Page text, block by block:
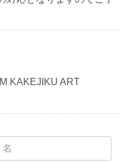
KAKEJIKU ART